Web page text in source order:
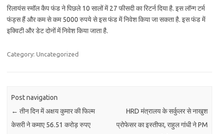
रिलायंस स्मॉल कैप फंड ने पिछले 10 सालों में 27 फीसदी का रिटर्न दिया है. इस लॉन्ग टर्म
फंड्स हैं और कम से कम 5000 रुपये से इस फंड में निवेश किया जा सकता है. इस फंड में
इक्विटी और डेट दोनों में निवेश किया जाता है.
Category: Uncategorized
Post navigation
← तीन दिन में अक्षय कुमार की फिल्म
केसरी ने कमाए 56.51 करोड़ रुपए
HRD मंत्रालय के सर्कुलर से नाखुश
प्रोफेसर का इस्तीफा, राहुल गांधी ने PM